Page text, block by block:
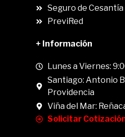
Seguro de Cesantía
PreviRed
+ Información
Lunes a Viernes:
Santiago: Antonio
Providencia
Viña del Mar:
Solicitar